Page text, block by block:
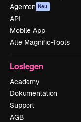
Agenten Neu
API
Mobile App
Alle Magnific-Tools
Loslegen
Academy
Dokumentation
Support
AGB